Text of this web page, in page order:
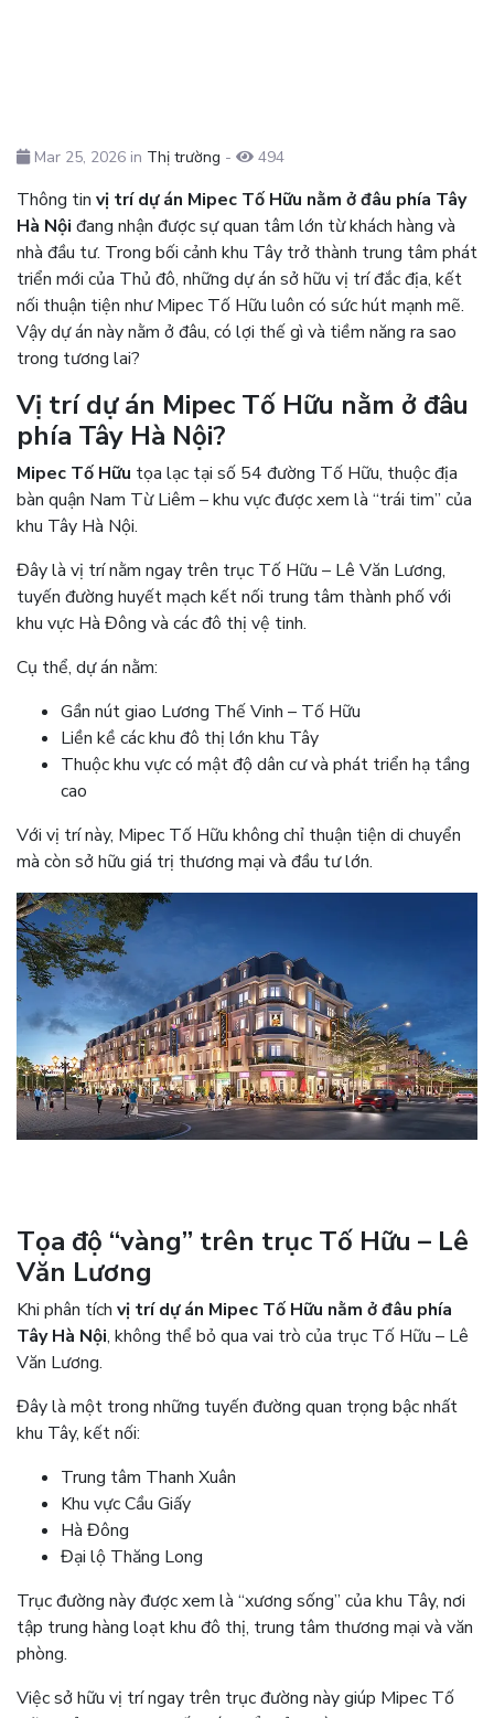
Mar 25, 2026 in Thị trường - 494
Thông tin vị trí dự án Mipec Tố Hữu nằm ở đâu phía Tây
Hà Nội đang nhận được sự quan tâm lớn từ khách hàng và
nhà đầu tư. Trong bối cảnh khu Tây trở thành trung tâm phát
triển mới của Thủ đô, những dự án sở hữu vị trí đắc địa, kết
nối thuận tiện như Mipec Tố Hữu luôn có sức hút mạnh mẽ.
Vậy dự án này nằm ở đâu, có lợi thế gì và tiềm năng ra sao
trong tương lai?
Vị trí dự án Mipec Tố Hữu nằm ở đâu
phía Tây Hà Nội?
Mipec Tố Hữu tọa lạc tại số 54 đường Tố Hữu, thuộc địa
bàn quận Nam Từ Liêm – khu vực được xem là “trái tim” của
khu Tây Hà Nội.
Đây là vị trí nằm ngay trên trục Tố Hữu – Lê Văn Lương,
tuyến đường huyết mạch kết nối trung tâm thành phố với
khu vực Hà Đông và các đô thị vệ tinh.
Cụ thể, dự án nằm:
Gần nút giao Lương Thế Vinh – Tố Hữu
Liền kề các khu đô thị lớn khu Tây
Thuộc khu vực có mật độ dân cư và phát triển hạ tầng
cao
Với vị trí này, Mipec Tố Hữu không chỉ thuận tiện di chuyển
mà còn sở hữu giá trị thương mại và đầu tư lớn.
Tọa độ “vàng” trên trục Tố Hữu – Lê
Văn Lương
Khi phân tích vị trí dự án Mipec Tố Hữu nằm ở đâu phía
Tây Hà Nội, không thể bỏ qua vai trò của trục Tố Hữu – Lê
Văn Lương.
Đây là một trong những tuyến đường quan trọng bậc nhất
khu Tây, kết nối:
Trung tâm Thanh Xuân
Khu vực Cầu Giấy
Hà Đông
Đại lộ Thăng Long
Trục đường này được xem là “xương sống” của khu Tây, nơi
tập trung hàng loạt khu đô thị, trung tâm thương mại và văn
phòng.
Việc sở hữu vị trí ngay trên trục đường này giúp Mipec Tố